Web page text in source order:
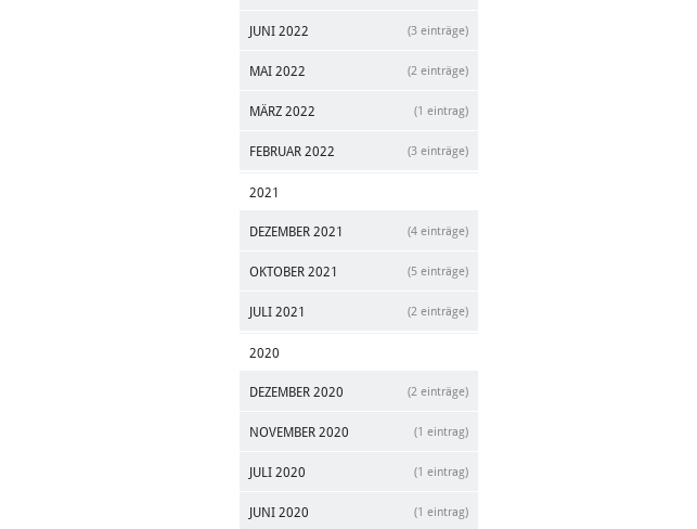
JUNI 2022 (3 einträge)
MAI 2022 (2 einträge)
MÄRZ 2022 (1 eintrag)
FEBRUAR 2022 (3 einträge)
2021
DEZEMBER 2021 (4 einträge)
OKTOBER 2021 (5 einträge)
JULI 2021 (2 einträge)
2020
DEZEMBER 2020 (2 einträge)
NOVEMBER 2020 (1 eintrag)
JULI 2020 (1 eintrag)
JUNI 2020 (1 eintrag)